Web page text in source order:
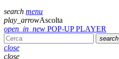
search menu
play_arrowAscolta
open_in_new POP-UP PLAYER
search
close
close